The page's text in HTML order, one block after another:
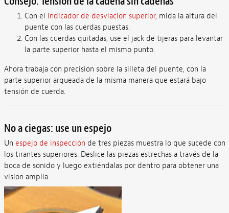
Con el indicador de desviación superior, mida la altura del
puente con las cuerdas puestas.
Con las cuerdas quitadas, use el jack de tijeras para levantar
la parte superior hasta el mismo punto.
Ahora trabaja con precisión sobre la silleta del puente, con la
parte superior arqueada de la misma manera que estará bajo
tensión de cuerda.
No a ciegas: use un espejo
Un espejo de inspección de tres piezas muestra lo que sucede con
los tirantes superiores. Deslice las piezas estrechas a través de la
boca de sonido y luego extiéndalas por dentro para obtener una
visión amplia.